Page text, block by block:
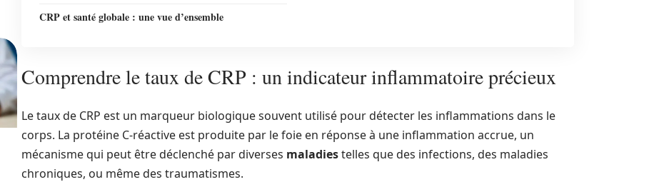
CRP et santé globale : une vue d’ensemble
Comprendre le taux de CRP : un indicateur inflammatoire précieux
Le taux de CRP est un marqueur biologique souvent utilisé pour détecter les inflammations dans le
corps. La protéine C-réactive est produite par le foie en réponse à une inflammation accrue, un
mécanisme qui peut être déclenché par diverses maladiestelles que des infections, des maladies
chroniques, ou même des traumatismes.